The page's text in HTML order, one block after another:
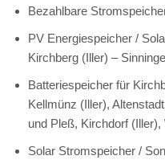
Bezahlbare
PV Energiespeicher /
Kirchberg (Iller) –
Batteriespeicher für
Kellmünz (Iller),
und Pleß, Kirchdorf (Iller),
Solar Stromspeicher /